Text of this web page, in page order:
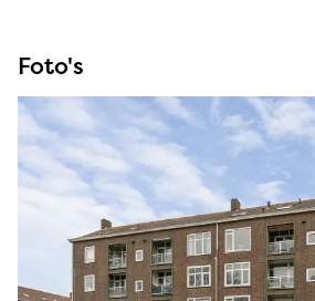
en beschikt over een open trap
verdieping en een diepe nis,
een eethoek. De wanden zijn
de vloer ligt vloerbedekking.
De keuken beschikt over een
met bovenkasten en diverse
Foto's